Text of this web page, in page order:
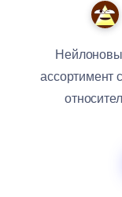
ассортимент